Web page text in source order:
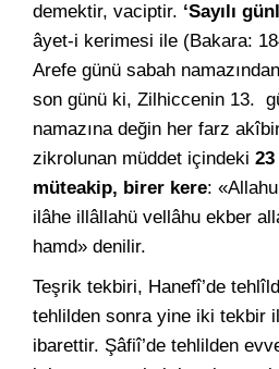
demektir, vaciptir. ‘Sayılı
âyet-i kerimesi ile (Bakara:
Arefe günü sabah
son günü ki, Zilhiccenin 13.
namazına değin her farz
zikrolunan müddet içindeki 23
müteakip, birer kere:
ilâhe illâllahü vellâhu ekber
hamd» denilir.
Teşrik tekbiri, Hanefî’de
tehlilden sonra yine iki tekbir
ibarettir. Şâfiî’de tehlilden